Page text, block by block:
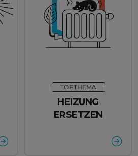
TOPTHEMA
HEIZUNG
ERSETZEN